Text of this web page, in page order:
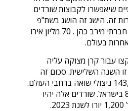
שיאפשרו לקבוצות שורדים
זה. הישג זה הושג בשת"פ
עם השרה לשווין חברתי מירב כהן . 70 מליון אירו
בעולם.
יוקצו עבור קרן מצוקה עליה
השנה השלישית. סכום זה
ישפיע על כ 143,000 ניצולי שואה ברחבי העולם.
מתוכם, כ 81,000 בישראל. שורדים אלה יהיו